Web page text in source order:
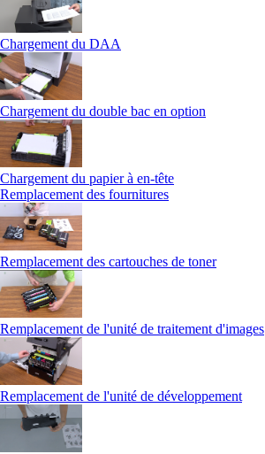
Chargement du DAA
Chargement du double bac en option
Chargement du papier à en-tête
Remplacement des fournitures
Remplacement des cartouches de toner
Remplacement de l'unité de traitement d'images
Remplacement de l'unité de développement